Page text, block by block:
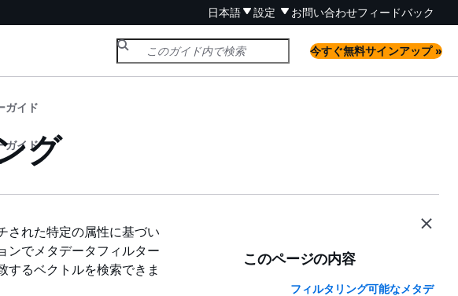
日本語 設定 お問い合わせフィードバック
今すぐ無料サインアップ »
ガイド
ガイドグ
された特定の属性に基づい
ンでメタデータフィルター
するベクトルを検索できま
このページの内容
フィルタリング可能なメタデ